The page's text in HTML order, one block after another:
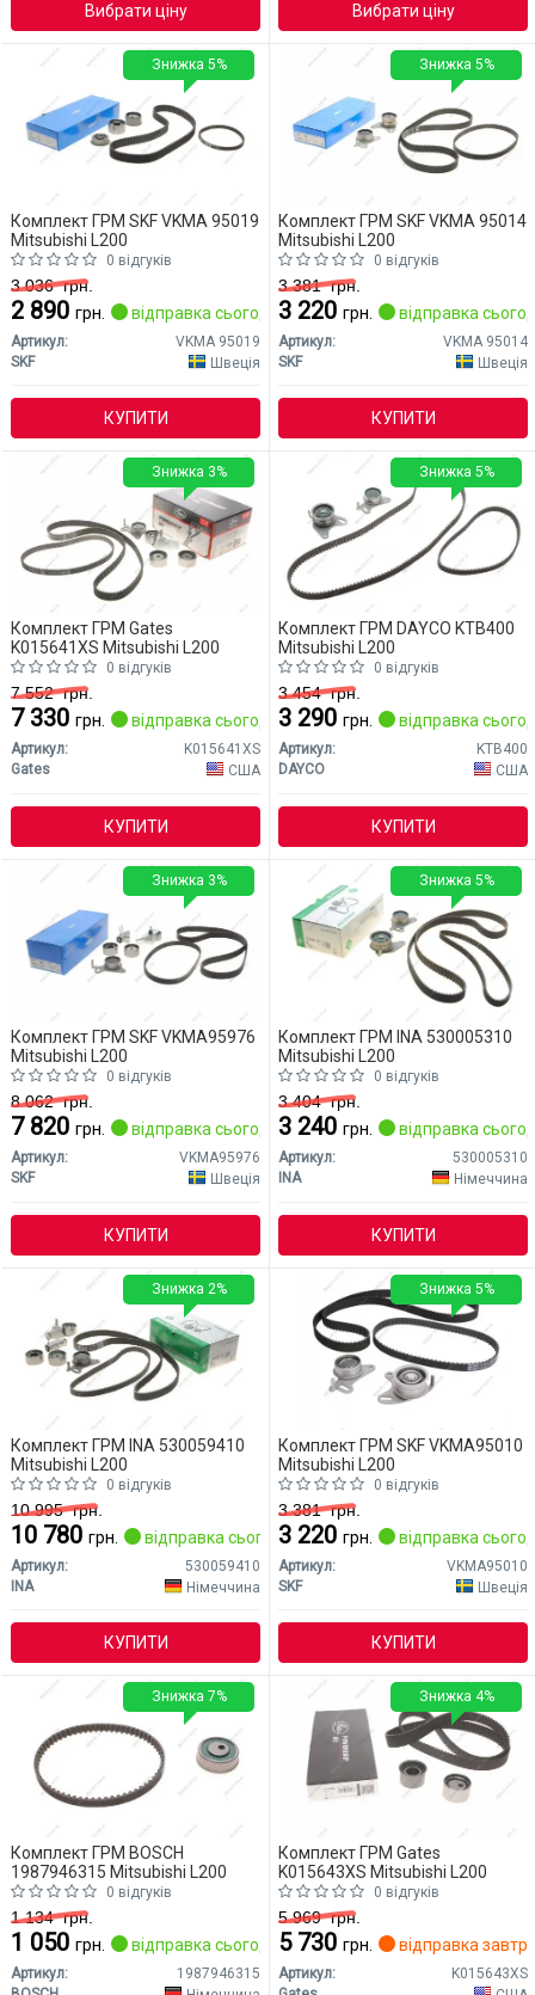
Вибрати ціну Вибрати ціну
Комплект ГРМ SKF VKMA 95019
Mitsubishi L200
0 відгуків
3 036грн.
2 890 грн. відправка сьогодні
Артикул:
VKMA 95019
SKF
Швеція
КУПИТИ
Знижка 5%
Комплект ГРМ SKF VKMA 95014
Mitsubishi L200
0 відгуків
3 381грн.
3 220 грн. відправка
Артикул:
VKMA 95014
SKF
Швеція
КУПИТИ
Знижка 5%
Комплект ГРМ Gates
K015641XS Mitsubishi L200
0 відгуків
7 552грн.
7 330 грн. відправка сьогодні
Артикул:
K015641XS
Gates
США
КУПИТИ
Знижка 3%
Комплект ГРМ DAYCO KTB400
Mitsubishi L200
0 відгуків
3 454грн.
3 290 грн. відправка
Артикул:
KTB400
DAYCO
США
КУПИТИ
Знижка 5%
Комплект ГРМ SKF VKMA95976
Mitsubishi L200
0 відгуків
8 062грн.
7 820 грн. відправка сьогодні
Артикул:
VKMA95976
SKF
Швеція
КУПИТИ
Знижка 3%
Комплект ГРМ INA 530005310
Mitsubishi L200
0 відгуків
3 404грн.
3 240 грн. відправка
Артикул:
530005310
INA
Німеччина
КУПИТИ
Знижка 5%
Комплект ГРМ INA 530059410
Mitsubishi L200
0 відгуків
10 995грн.
10 780 грн. відправка сьогодні
Артикул:
530059410
INA
Німеччина
КУПИТИ
Знижка 2%
Комплект ГРМ SKF VKMA95010
Mitsubishi L200
0 відгуків
3 381грн.
3 220 грн. відправка
Артикул:
VKMA95010
SKF
Швеція
КУПИТИ
Знижка 5%
Комплект ГРМ BOSCH
1987946315 Mitsubishi L200
0 відгуків
1 134грн.
1 050 грн. відправка сьогодні
Артикул:
1987946315
Знижка 7%
Комплект ГРМ Gates
K015643XS Mitsubishi L200
0 відгуків
5 969грн.
5 730 грн. відправка
Артикул:
K015643XS
Знижка 4%